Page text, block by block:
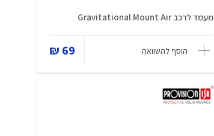
מעמד לרכב Gravitational Mount Air
הוסף להשוואה 69 ₪